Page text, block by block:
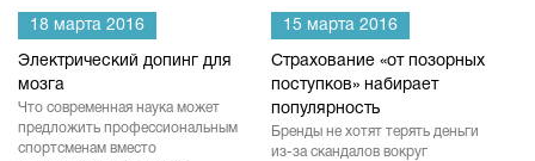
18 марта 2016
Электрический допинг для
мозга
Что современная наука может
предложить профессиональным
спортсменам вместо
15 марта 2016
Страхование «от позорных
поступков» набирает
популярность
Бренды не хотят терять деньги
из-за скандалов вокруг